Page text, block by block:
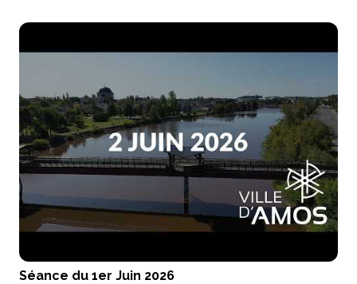
Séance du 1er Juin 2026